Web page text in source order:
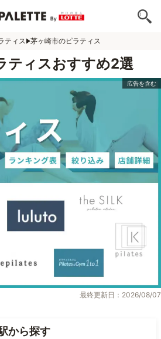
ティス 茅ヶ崎市のピラティス
ティスおすすめ2選
最終更新日：2026/08/07
から探す